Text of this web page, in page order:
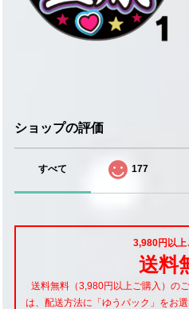
ショップの評価
すべて 177
3,980円以上
送料
送料無料（3,980円以上ご購入）の
は、配送方法に「ゆうパック」をお